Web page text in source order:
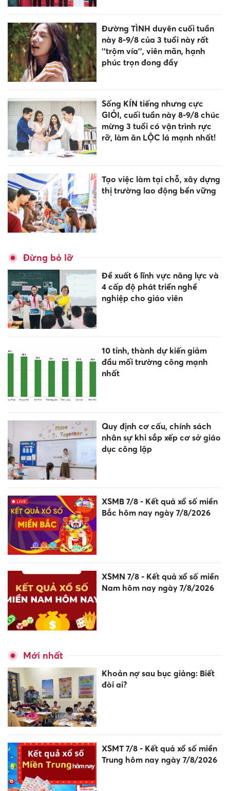
Đường TÌNH duyên cuối tuần
này 8-9/8 của 3 tuổi này rất
''trộm vía'', viên mãn, hạnh
phúc trọn đong đầy
Sống KÍN tiếng nhưng cực
GIỎI, cuối tuần này 8-9/8 chúc
mừng 3 tuổi có vận trình rực
rỡ, làm ăn LỘC lá mạnh nhất!
Tạo việc làm tại chỗ, xây dựng
thị trường lao động bền vững
Đừng bỏ lỡ
Đề xuất 6 lĩnh vực năng lực và
4 cấp độ phát triển nghề
nghiệp cho giáo viên
10 tỉnh, thành dự kiến giảm
đầu mối trường công mạnh
nhất
Quy định cơ cấu, chính sách
nhân sự khi sắp xếp cơ sở giáo
dục công lập
XSMB 7/8 - Kết quả xổ số miền
Bắc hôm nay ngày 7/8/2026
XSMN 7/8 - Kết quả xổ số miền
Nam hôm nay ngày 7/8/2026
Mới nhất
Khoản nợ sau bục giảng: Biết
đòi ai?
XSMT 7/8 - Kết quả xổ số miền
Trung hôm nay ngày 7/8/2026